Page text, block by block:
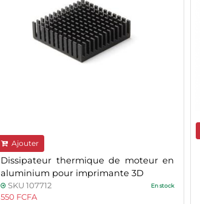
Ajouter
Dissipateur thermique de moteur en
aluminium pour imprimante 3D
SKU 107712 En stock
550 FCFA